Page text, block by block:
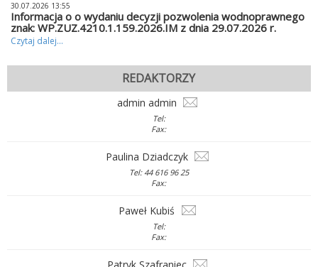
30.07.2026 13:55
Informacja o o wydaniu decyzji pozwolenia wodnoprawnego
znak: WP.ZUZ.4210.1.159.2026.IM z dnia 29.07.2026 r.
Czytaj dalej...
REDAKTORZY
admin admin
Tel:
Fax:
Paulina Dziadczyk
Tel: 44 616 96 25
Fax:
Paweł Kubiś
Tel:
Fax: